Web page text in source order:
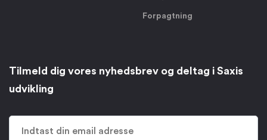
Forpagtning
Tilmeld dig vores nyhedsbrev og deltag i Saxis
udvikling